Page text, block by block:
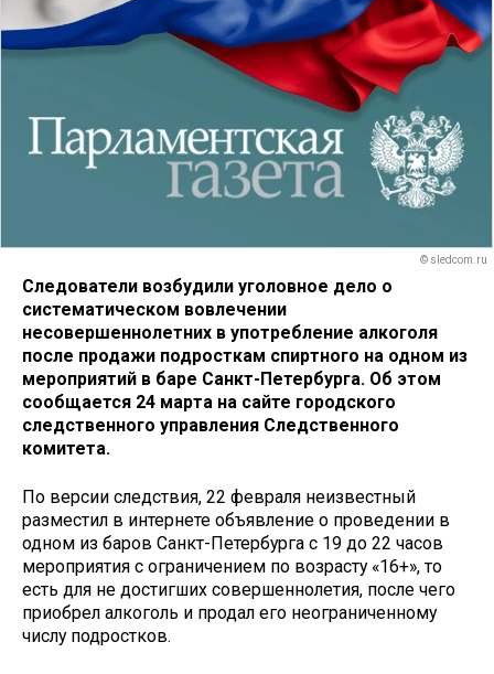
© sledcom.ru
Следователи возбудили уголовное дело о
систематическом вовлечении
несовершеннолетних в употребление алкоголя
после продажи подросткам спиртного на одном из
мероприятий в баре Санкт-Петербурга. Об этом
сообщается 24 марта на сайте городского
следственного управления Следственного
комитета.
По версии следствия, 22 февраля неизвестный
разместил в интернете объявление о проведении в
одном из баров Санкт-Петербурга с 19 до 22 часов
мероприятия с ограничением по возрасту «16+», то
есть для не достигших совершеннолетия, после чего
приобрел алкоголь и продал его неограниченному
числу подростков.